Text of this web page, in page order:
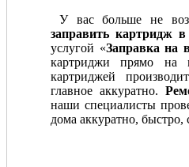
У вас больше не
заправить картридж
услугой «Заправка на
картриджи прямо на
картриджей
главное аккуратно.
наши специалисты
дома аккуратно, быстро,